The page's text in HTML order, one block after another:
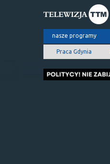
nasze programy
Praca Gdynia